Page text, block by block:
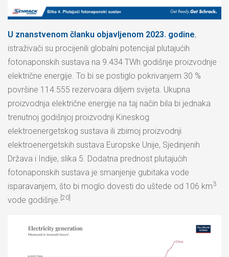
U znanstvenom članku objavljenom 2023. godine,
istraživači su procijenili globalni potencijal plutajućih
fotonaponskih sustava na 9.434 TWh godišnje proizvodnje
električne energije. To bi se postiglo pokrivanjem 30 %
površine 114.555 rezervoara diljem svijeta. Ukupna
proizvodnja električne energije na taj način bila bi jednaka
trenutnoj godišnjoj proizvodnji Kineskog
elektroenergetskog sustava ili zbirnoj proizvodnji
elektroenergetskih sustava Europske Unije, Sjedinjenih
Država i Indije, slika 5. Dodatna prednost plutajućih
fotonaponskih sustava je smanjenje gubitaka vode
isparavanjem, što bi moglo dovesti do uštede od 106 km3
vode godišnje. [20]